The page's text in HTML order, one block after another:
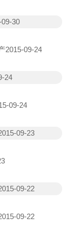
09-30
2015-09-24
24
09-24
09-23
09-22
09-22